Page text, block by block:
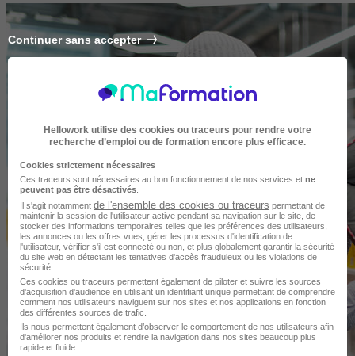
Continuer sans accepter
Hellowork utilise des cookies ou traceurs pour rendre votre
recherche d’emploi ou de formation encore plus efficace.
Cookies strictement nécessaires
Ces traceurs sont nécessaires au bon fonctionnement de nos services et ne
peuvent pas être désactivés
Il s'agit notamment de l'ensemble des cookies ou traceurs permettant de
maintenir la session de l'utilisateur active pendant sa navigation sur le site, de
stocker des informations temporaires telles que les préférences des utilisateurs,
les annonces ou les offres vues, gérer les processus d'identification de
l'utilisateur, vérifier s'il est connecté ou non, et plus globalement garantir la sécurité
du site web en détectant les tentatives d'accès frauduleux ou les violations de
sécurité.
Ces cookies ou traceurs permettent également de piloter et suivre les sources
d'acquisition d'audience en utilisant un identifiant unique permettant de comprendre
comment nos utilisateurs naviguent sur nos sites et nos applications en fonction
des différentes sources de trafic.
Ils nous permettent également d’observer le comportement de nos utilisateurs afin
d'améliorer nos produits et rendre la navigation dans nos sites beaucoup plus
rapide et fluide.